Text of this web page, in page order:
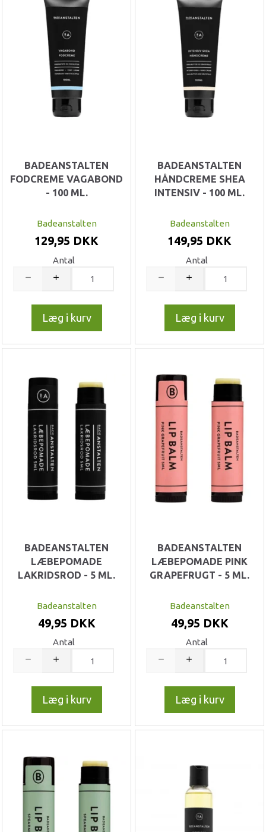
BADEANSTALTEN
FODCREME VAGABOND
- 100 ML.
Badeanstalten
129,95 DKK
Antal
Læg i kurv
BADEANSTALTEN
HÅNDCREME SHEA
INTENSIV - 100 ML.
Badeanstalten
149,95 DKK
Antal
Læg i kurv
BADEANSTALTEN
LÆBEPOMADE
LAKRIDSROD - 5 ML.
Badeanstalten
49,95 DKK
Antal
Læg i kurv
BADEANSTALTEN
LÆBEPOMADE PINK
GRAPEFRUGT - 5 ML.
Badeanstalten
49,95 DKK
Antal
Læg i kurv